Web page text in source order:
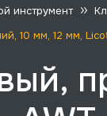
инструмент
10 мм, 12 мм,